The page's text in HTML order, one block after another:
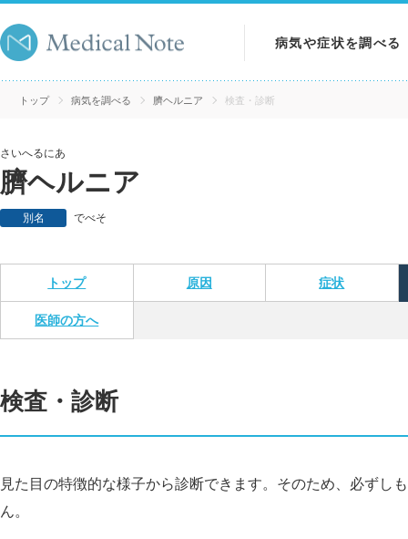
病気や症状を調べる
病気を調べる
トップ 病気を調べる 臍ヘルニア 検査・診断
さいへるにあ
臍ヘルニア
別名 でべそ
トップ 原因 症状
医師の方へ
検査・診断
見た目の特徴的な様子から診断できます。そのため、必ずし
ん。